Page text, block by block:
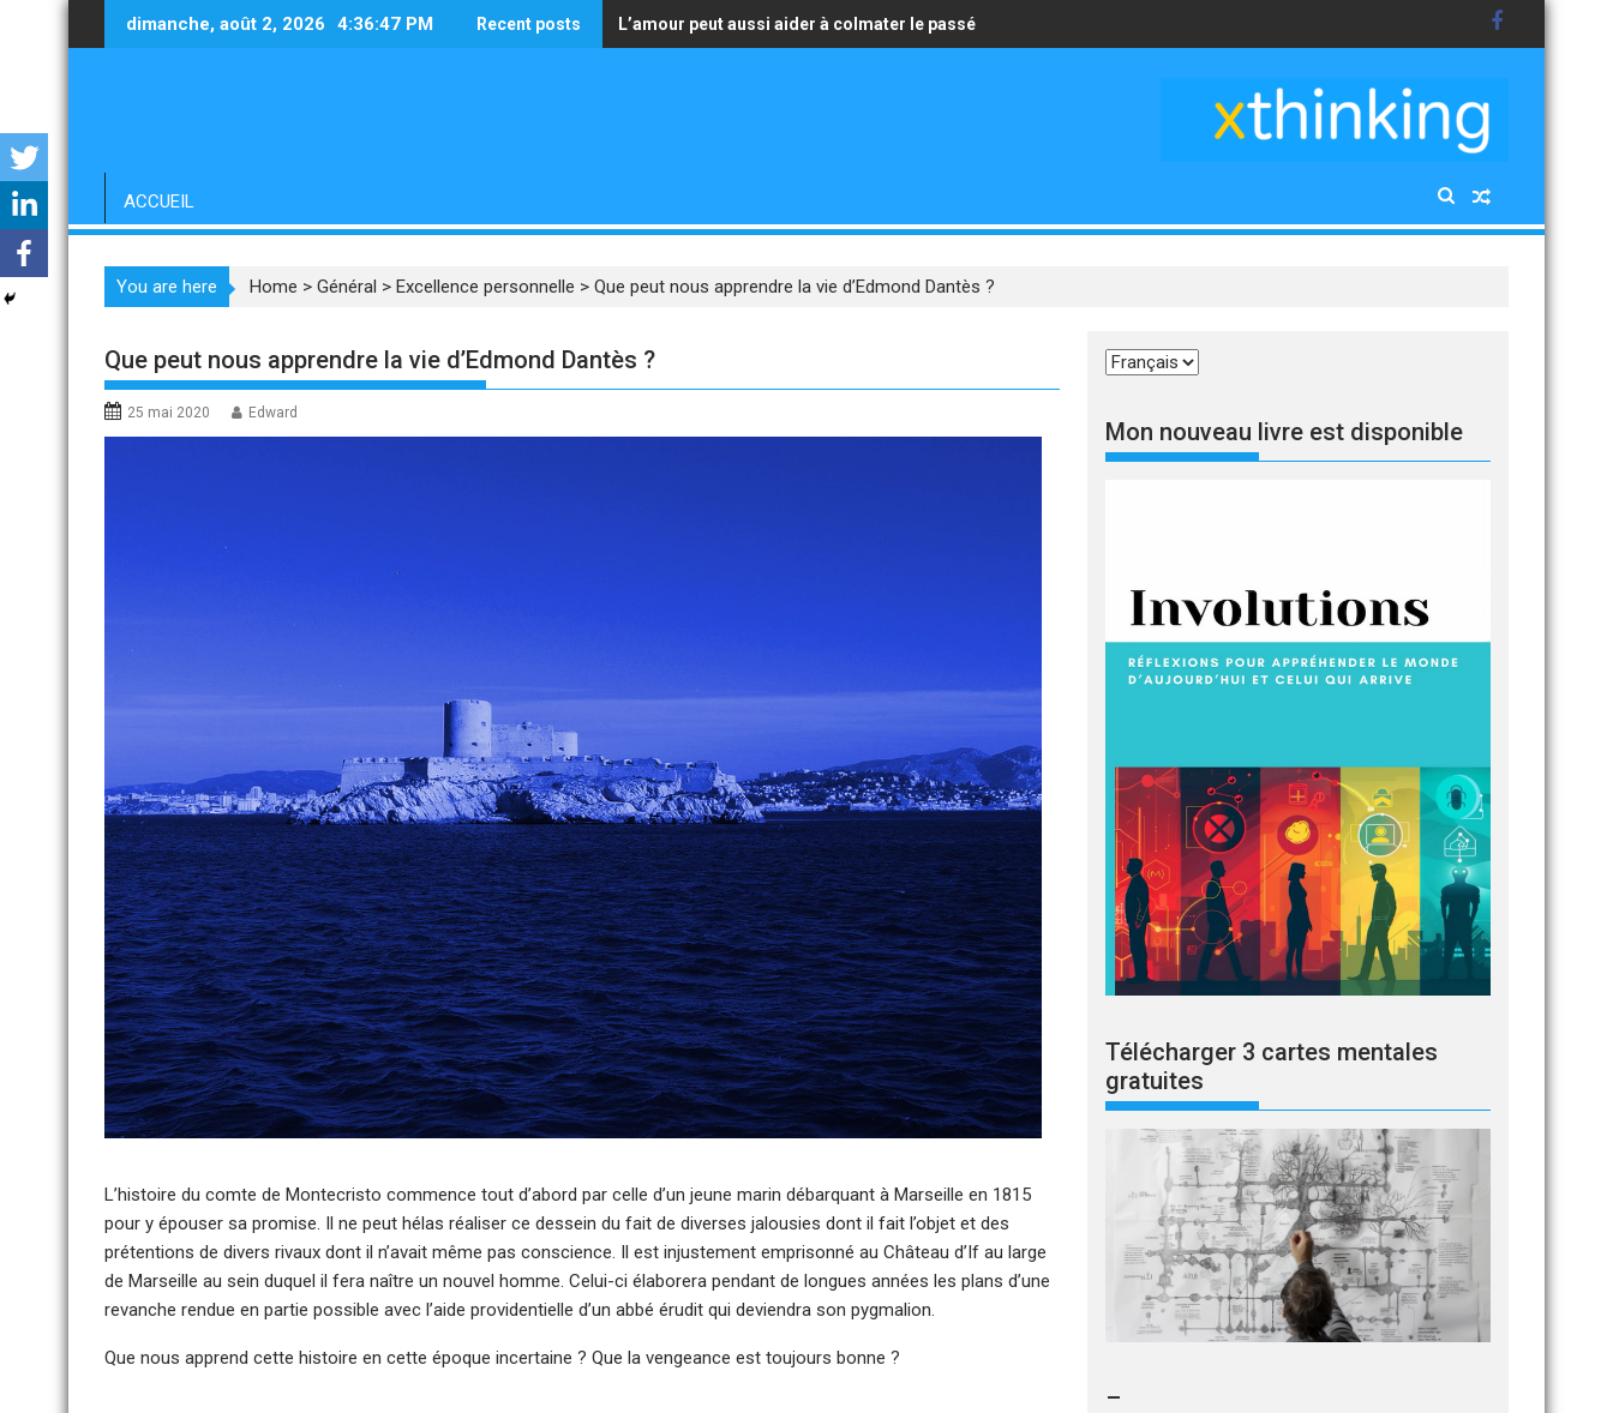
dimanche, août 2, 2026 4:36:48 PM Recent posts L’amour peut aussi aider à colmater le passé
La seule richesse qui vaille est celle d’avoir un cœur pur
ACCUEIL
You are here Home > Général > Excellence personnelle > Que peut nous apprendre la vie d’Edmond Dantès ?
Que peut nous apprendre la vie d’Edmond Dantès ?
25 mai 2020 Edward
L’histoire du comte de Montecristo commence tout d’abord par celle d’un jeune marin débarquant à Marseille en 1815
pour y épouser sa promise. Il ne peut hélas réaliser ce dessein du fait de diverses jalousies dont il fait l’objet et des
prétentions de divers rivaux dont il n’avait même pas conscience. Il est injustement emprisonné au Château d’If au large
de Marseille au sein duquel il fera naître un nouvel homme. Celui-ci élaborera pendant de longues années les plans d’une
revanche rendue en partie possible avec l’aide providentielle d’un abbé érudit qui deviendra son pygmalion.
Que nous apprend cette histoire en cette époque incertaine ? Que la vengeance est toujours bonne ?
Choisir
langue
Mon nouveau livre est disponible
Télécharger 3 cartes mentales
gratuites
–